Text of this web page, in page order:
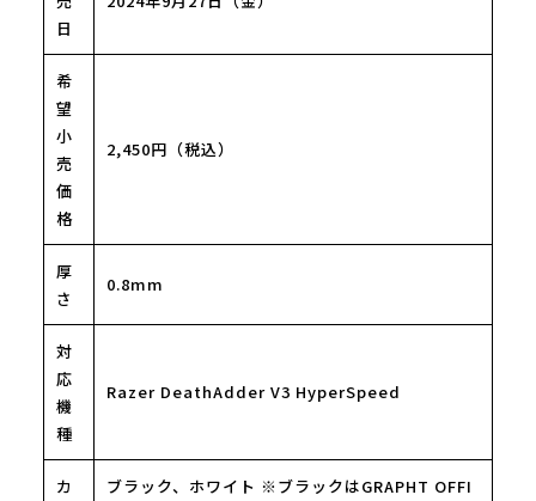
日
希
望
小
売
価
格
2,450円（税込）
厚
さ
0.8mm
対
応
機
種
Razer DeathAdder V3 HyperSpeed
カ
ブラック、ホワイト ※ブラックはGRAPHT OFFI